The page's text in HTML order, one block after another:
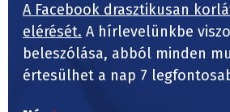
A Facebook drasztikusan
elérését. A hírlevelünkbe
beleszólása, abból minden
értesülhet a nap 7